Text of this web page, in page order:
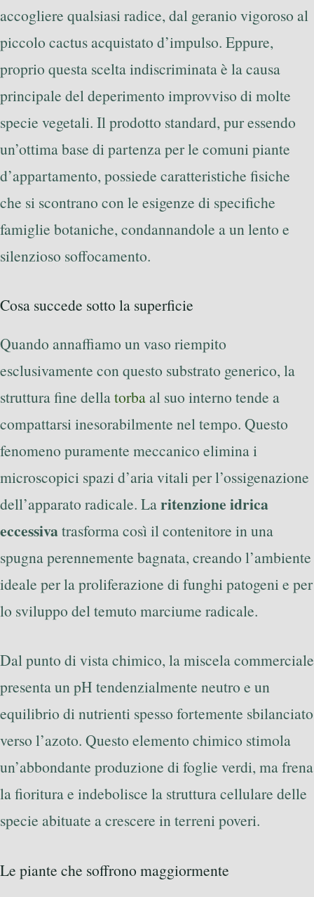
accogliere qualsiasi radice, dal geranio vigoroso al
piccolo cactus acquistato d’impulso. Eppure,
proprio questa scelta indiscriminata è la causa
principale del deperimento improvviso di molte
specie vegetali. Il prodotto standard, pur essendo
un’ottima base di partenza per le comuni piante
d’appartamento, possiede caratteristiche fisiche
che si scontrano con le esigenze di specifiche
famiglie botaniche, condannandole a un lento e
silenzioso soffocamento.
Cosa succede sotto la superficie
Quando annaffiamo un vaso riempito
esclusivamente con questo substrato generico, la
struttura fine dellatorbaal suo interno tende a
compattarsi inesorabilmente nel tempo. Questo
fenomeno puramente meccanico elimina i
microscopici spazi d’aria vitali per l’ossigenazione
dell’apparato radicale. Laritenzione idrica
eccessivatrasforma così il contenitore in una
spugna perennemente bagnata, creando l’ambiente
ideale per la proliferazione di funghi patogeni e per
lo sviluppo del temuto marciume radicale.
Dal punto di vista chimico, la miscela commerciale
presenta un pH tendenzialmente neutro e un
equilibrio di nutrienti spesso fortemente sbilanciato
verso l’azoto. Questo elemento chimico stimola
un’abbondante produzione di foglie verdi, ma frena
la fioritura e indebolisce la struttura cellulare delle
specie abituate a crescere in terreni poveri.
Le piante che soffrono maggiormente